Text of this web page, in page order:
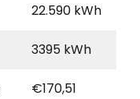
22.590 kWh
3395 kWh
€170,51